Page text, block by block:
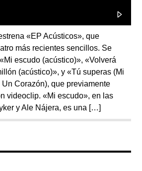
«EP Acústicos», que
más recientes sencillos. Se
escudo (acústico)», «Volverá
(acústico)», y «Tú superas (Mi
Un Corazón), que previamente
videoclip. «Mi escudo», en las
y Ale Nájera, es una […]